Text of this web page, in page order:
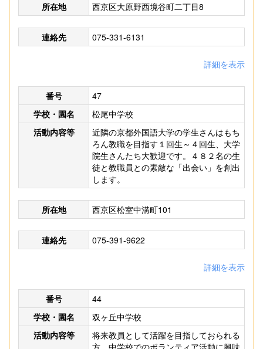
所在地 西京区大原野西境谷町二丁目8
連絡先 075-331-6131
詳細を表示
番号
47
学校・園名
松尾中学校
活動内容等
近隣の京都外国語大学の学生さんはもち
ろん教職を目指す１回生～４回生、大学
院生さんたち大歓迎です。４８２名の生
徒と教職員との素敵な「出会い」を創出
します。
所在地 西京区松室中溝町101
連絡先 075-391-9622
詳細を表示
番号
44
学校・園名
双ヶ丘中学校
活動内容等
将来教員として活躍を目指しておられる
方、中学校でのボランティア活動に興味